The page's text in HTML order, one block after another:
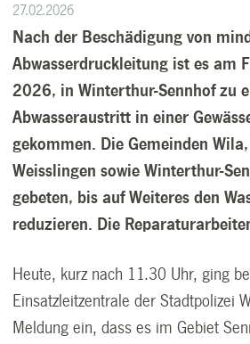
27.02.2026
Nach der Beschädigung von
Abwasserdruckleitung ist es am
2026, in Winterthur-Sennhof zu
Abwasseraustritt in einer
gekommen. Die Gemeinden
Weisslingen sowie Winterthur-
gebeten, bis auf Weiteres den
reduzieren. Die
Heute, kurz nach 11.30 Uhr, ging
Einsatzleitzentrale der Stadtpolizei
Meldung ein, dass es im Gebiet